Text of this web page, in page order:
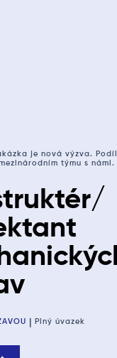
je nová výzva.
týmu s námi.
Plný úvazek